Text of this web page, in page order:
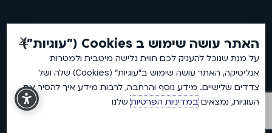
2026 © כל זכויות שמורות לאמבין ארונות אמבטיה.
האתר עושה שימוש ב Cookies ("עוגיות")
על מנת שנוכל להעניק לכם חווית גלישה מיטבית ולמטרות
אנליטיקה, האתר עושה שימוש ב"עוגיות" (Cookies) שלה ושל
צדדים שלישיים. מידע נוסף והרחבה, לרבות מידע איך להסיר את
העוגיות, נמצאיםבמדיניות הפרטיותשלנו